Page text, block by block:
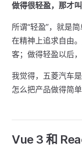
做得很轻盈，那才叫
所谓“轻盈”，就是
在精神上追求自由
客；做得轻盈以后
我觉得，五菱汽车
怎么把产品做得简
Vue 3 和